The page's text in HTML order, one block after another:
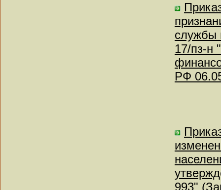
службы
17/пз-н
РФ
993"